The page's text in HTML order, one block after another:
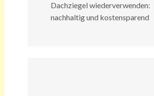
Dachziegel wiederverwenden:
nachhaltig und kostensparend